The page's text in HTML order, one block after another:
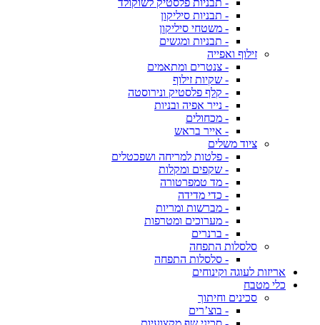
- תבניות פלסטיק לשוקולד
- תבניות סיליקון
- משטחי סיליקון
- תבניות ומגשים
זילוף ואפייה
- צנטרים ומתאמים
- שקיות זילוף
- קלף פלסטיק ונירוסטה
- נייר אפיה ובניות
- מכחולים
- אייר בראש
ציוד משלים
- פלטות למריחה ושפכטלים
- שקפים ומקלות
- מד טמפרטורה
- כדי מדידה
- מברשות ומריות
- מערוכים ומטרפות
- ברנרים
סלסלות התפחה
- סלסלות התפחה
אריזות לעוגה וקינוחים
כלי מטבח
סכינים וחיתוך
- בוצ’רים